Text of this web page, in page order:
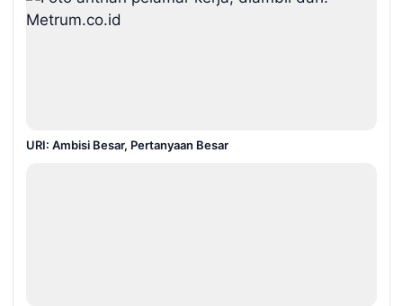
URI: Ambisi Besar, Pertanyaan Besar